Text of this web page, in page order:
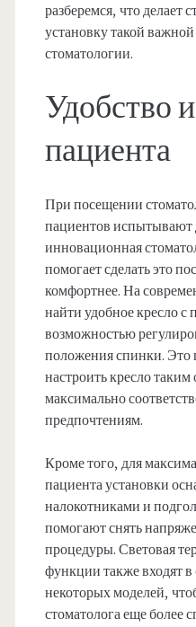
разберемся, что делает
установку такой
стоматологии.
Удобство
пациента
При посещении
пациентов испытывают
инновационная
помогает сделать это
комфортнее. На
найти удобное кресло с
возможностью
положения спинки. Это
настроить кресло
максимально
предпочтениям.
Кроме того, для
пациента установки
налокотниками и
помогают снять
процедуры. Световая
функции также входят
некоторых моделей,
стоматолога еще